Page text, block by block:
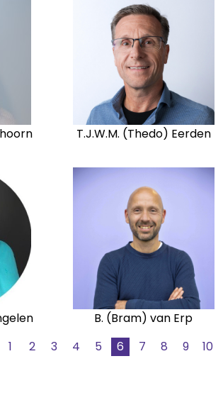
T.J.W.M. (Thedo) Eerden
B. (Bram) van Erp
1 2 3 4 5 6 7 8 9 10